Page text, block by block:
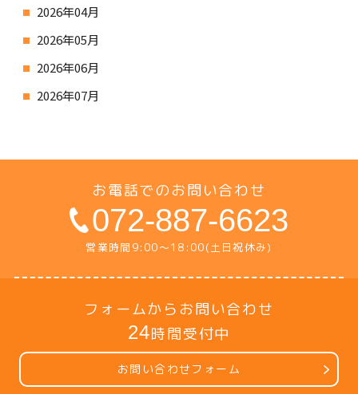
2026年04月
2026年05月
2026年06月
2026年07月
お電話でのお問い合わせ
072-887-6623
営業時間9:00〜18:00(土日祝休み)
フォームからお問い合わせ
24時間受付中
お問い合わせフォーム